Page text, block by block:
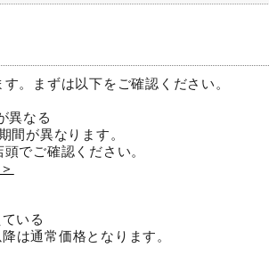
。まずは以下をご確認ください。
異なる
間が異なります。
でご確認ください。
いる
は通常価格となります。